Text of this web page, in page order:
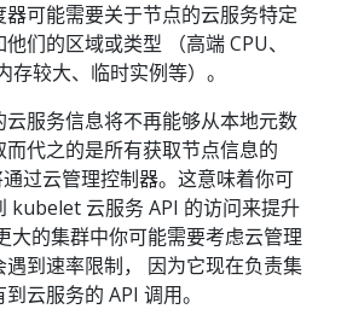
可能需要关于节点的云服务特定
们的区域或类型 （高端 CPU、
存较大、临时实例等）。
云服务信息将不再能够从本地元数
代之的是所有获取节点信息的
过云管理控制器。这意味着你可
kubelet 云服务 API 的访问来提升
大的集群中你可能需要考虑云管理
遇到速率限制， 因为它现在负责集
云服务的 API 调用。